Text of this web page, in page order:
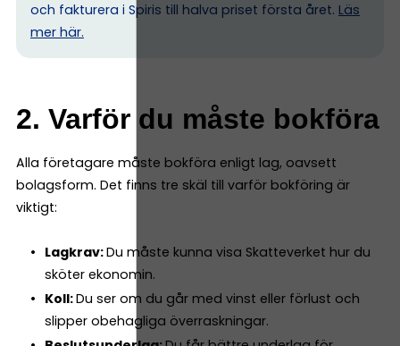
och fakturera i Spiris till halva priset första året. Läs
mer här.
2. Varför du måste bokföra
Alla företagare måste bokföra enligt lag, oavsett
bolagsform. Det finns tre skäl till varför bokföring är
viktigt:
Lagkrav:Du måste kunna visa Skatteverket hur du
sköter ekonomin.
Koll:Du ser om du går med vinst eller förlust och
slipper obehagliga överraskningar.